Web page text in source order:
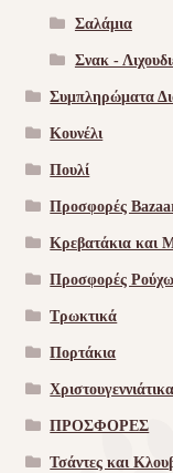
Σαλάμια
Σνακ -
Συμπληρώματα
Κουνέλι
Πουλί
Προσφορές
Κρεβατάκια και
Προσφορές
Τρωκτικά
Πορτάκια
Χριστουγεννιάτικα
ΠΡΟΣΦΟΡΕΣ
Τσάντες και